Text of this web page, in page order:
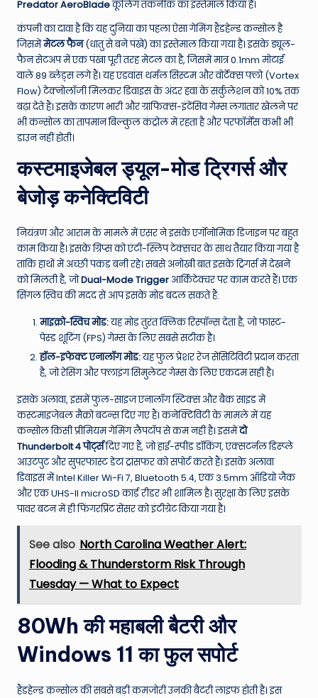
Predator AeroBladeकूलिंग तकनीक का इस्तेमाल किया है।
कंपनी का दावा है कि यह दुनिया का पहला ऐसा गेमिंग हैंडहेल्ड कन्सोल है
जिसमेंमेटल फैन(धातु से बने पंखे) का इस्तेमाल किया गया है। इसके ड्यूल-
फैन सेटअप में एक पंखा पूरी तरह मेटल का है, जिसमें मात्र 0.1mm मोटाई
वाले 89 ब्लेड्स लगे हैं। यह एडवांस थर्मल सिस्टम और वोर्टेक्स फ्लो (Vortex
Flow) टेक्नोलॉजी मिलकर डिवाइस के अंदर हवा के सर्कुलेशन को 10% तक
बढ़ा देते हैं। इसके कारण भारी और ग्राफिक्स-इंटेंसिव गेम्स लगातार खेलने पर
भी कन्सोल का तापमान बिल्कुल कंट्रोल में रहता है और परफॉर्मेंस कभी भी
डाउन नहीं होती।
कस्टमाइजेबल ड्यूल-मोड ट्रिगर्स और
बेजोड़ कनेक्टिविटी
नियंत्रण और आराम के मामले में एसर ने इसके एर्गोनोमिक डिजाइन पर बहुत
काम किया है। इसके ग्रिप्स को एंटी-स्लिप टेक्सचर के साथ तैयार किया गया है
ताकि हाथों में अच्छी पकड़ बनी रहे। सबसे अनोखी बात इसके ट्रिगर्स में देखने
को मिलती है, जोDual-Mode Trigger आर्किटेक्चर पर काम करते हैं। एक
सिंगल स्विच की मदद से आप इसके मोड बदल सकते हैं:
माइक्रो-स्विच मोड:यह मोड तुरंत क्लिक रिस्पॉन्स देता है, जो फास्ट-
पेस्ड शूटिंग (FPS) गेम्स के लिए सबसे सटीक है।
हॉल-इफेक्ट एनालॉग मोड:यह फुल प्रेशर रेंज सेंसिटिविटी प्रदान करता
है, जो रेसिंग और फ्लाइंग सिमुलेटर गेम्स के लिए एकदम सही है।
इसके अलावा, इसमें फुल-साइज एनालॉग स्टिक्स और बैक साइड में
कस्टमाइजेबल मैक्रो बटन्स दिए गए हैं। कनेक्टिविटी के मामले में यह
कन्सोल किसी प्रीमियम गेमिंग लैपटॉप से कम नहीं है। इसमेंदो
Thunderbolt 4 पोर्ट्सदिए गए हैं, जो हाई-स्पीड डॉकिंग, एक्सटर्नल डिस्प्ले
आउटपुट और सुपरफास्ट डेटा ट्रांसफर को सपोर्ट करते हैं। इसके अलावा
डिवाइस में Intel Killer Wi-Fi 7, Bluetooth 5.4, एक 3.5mm ऑडियो जैक
और एक UHS-II microSD कार्ड रीडर भी शामिल है। सुरक्षा के लिए इसके
पावर बटन में ही फिंगरप्रिंट सेंसर को इंटीग्रेट किया गया है।
See also North Carolina Weather Alert:
Flooding & Thunderstorm Risk Through
Tuesday — What to Expect
80Wh की महाबली बैटरी और
Windows 11 का फुल सपोर्ट
हैंडहेल्ड कन्सोल की सबसे बड़ी कमजोरी उनकी बैटरी लाइफ होती है। इस